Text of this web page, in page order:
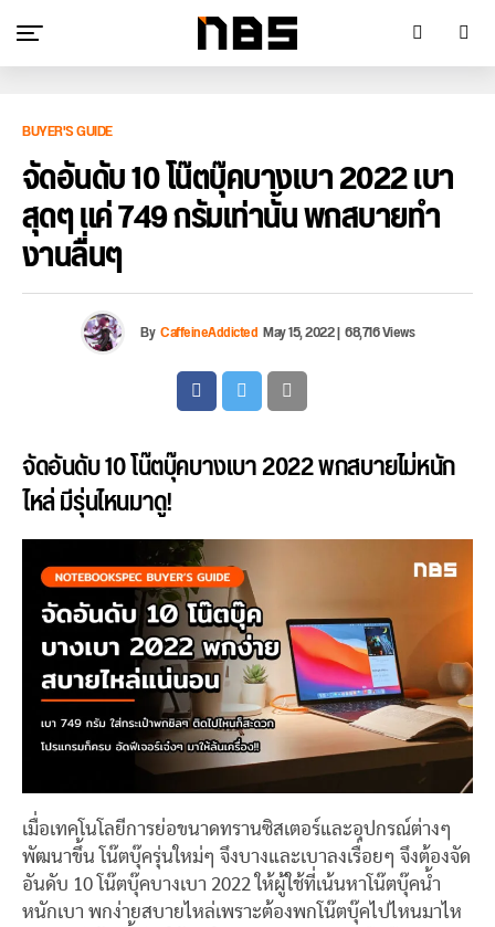
BUYER'S GUIDE
จัดอันดับ 10 โน๊ตบุ๊คบางเบา 2022 เบา
สุดๆ แค่ 749 กรัมเท่านั้น พกสบายทำ
งานลื่นๆ
ByCaffeineAddictedMay 15, 2022|68,716 Views
จัดอันดับ 10 โน๊ตบุ๊คบางเบา 2022 พกสบายไม่หนัก
ไหล่ มีรุ่นไหนมาดู!
เมื่อเทคโนโลยีการย่อขนาดทรานซิสเตอร์และอุปกรณ์ต่างๆ
พัฒนาขึ้น โน๊ตบุ๊ครุ่นใหม่ๆ จึงบางและเบาลงเรื่อยๆ จึงต้องจัด
อันดับ 10 โน๊ตบุ๊คบางเบา 2022 ให้ผู้ใช้ที่เน้นหาโน๊ตบุ๊คน้ำ
หนักเบา พกง่ายสบายไหล่เพราะต้องพกโน๊ตบุ๊คไปไหนมาไห